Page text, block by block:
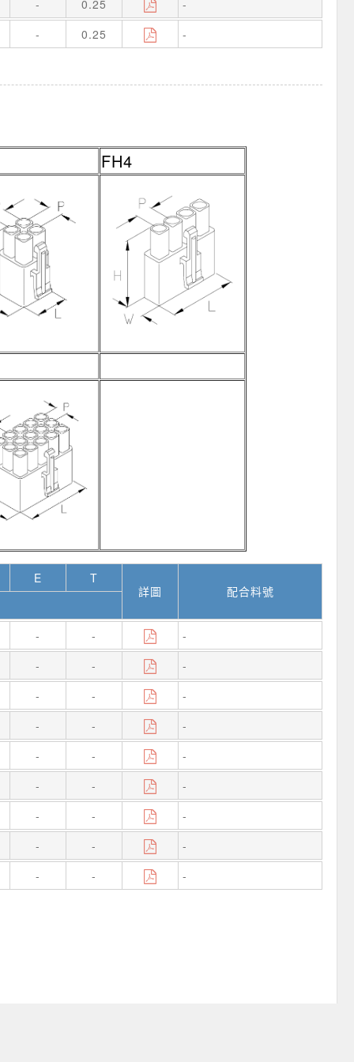
- 0.25
-
- 0.25 -
FH4
E
T
詳圖
配合料號
- -
-
- -
-
- -
-
- -
-
- -
-
- -
-
- -
-
- -
-
- - -